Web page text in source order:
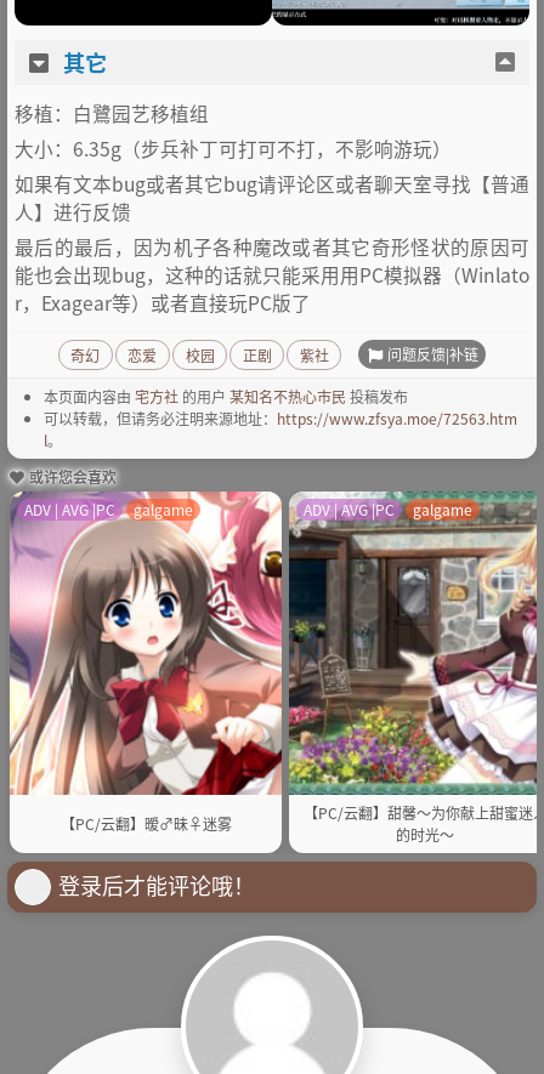
其它
移植：白鷺园艺移植组
大小：6.35g（步兵补丁可打可不打，不影响游玩）
如果有文本bug或者其它bug请评论区或者聊天室寻找【普通
人】进行反馈
最后的最后，因为机子各种魔改或者其它奇形怪状的原因可
能也会出现bug，这种的话就只能采用用PC模拟器（Winlato
r，Exagear等）或者直接玩PC版了
奇幻 恋爱 校园 正剧 紫社 问题反馈|补链
本页面内容由 宅方社 的用户 某知名不热心市民 投稿发布
可以转载，但请务必注明来源地址： https://www.zfsya.moe/72563.htm
l。
或许您会喜欢
【PC/云翻】暧♂昧♀迷雾
ADV | AVG |PC galgame
【PC/云翻】甜馨～为你献上甜蜜迷
的时光～
ADV | AVG |PC galgame
登录后才能评论哦！